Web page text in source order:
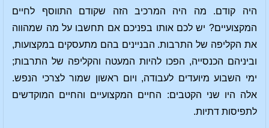
היה קודם. מה היה המרכיב הזה שקודם התווסף לחיים
המקצועיים? יש לכם אותו בפניכם אם תחשבו על מה שמהווה
את הקליפה של התרבות. הבניינים בהם מתעסקים במקצועות,
וביניהם הכנסייה, הפכו להיות המעטה והקליפה של התרבות;
ימי השבוע מיועדים לעבודה, ויום ראשון שמור לצרכי הנפש.
אלה היו שני הקטבים: החיים המקצועיים והחיים המוקדשים
לתפיסות דתיות.